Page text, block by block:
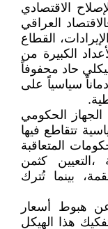
الاقتصادي
العراقي
85–90% من الإيرادات، القطاع
الكبيرة من
حاد محفوفاً
سياسياً على
الحكومي
تتقاطع فيها
المتعاقبة
كثمن
بينما تُترك
عن هبوط أسعار
هذا الهيكل